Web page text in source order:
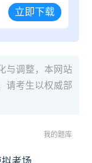
立即下载
与调整，本网站
请考生以权威部
我的题库